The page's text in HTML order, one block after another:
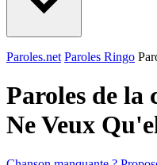
Paroles.net Paroles Ringo
Paroles de la
Ne Veux